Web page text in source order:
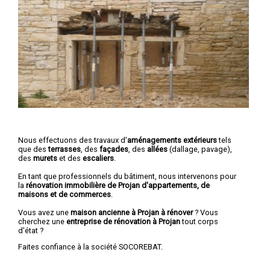
Nous effectuons des travaux d'aménagements extérieurstels
que desterrasses , des façades , des allées (dallage, pavage),
des murets et des escaliers
En tant que professionnels du bâtiment, nous intervenons pour
la rénovation immobilière de Projan d'appartements, de
maisons et de commerces
Vous avez une maison ancienne à Projan à rénover? Vous
cherchez une entreprise de rénovation à Projantout corps
d'état ?
Faites confiance à la société SOCOREBAT.